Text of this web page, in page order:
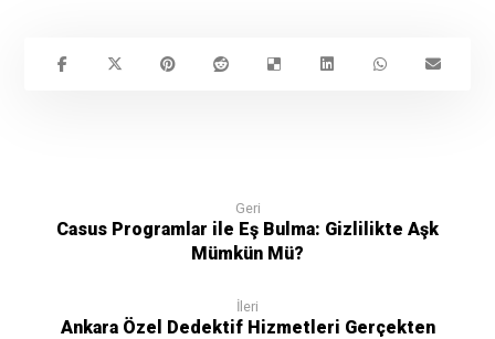
Geri
Casus Programlar ile Eş Bulma: Gizlilikte Aşk
Mümkün Mü?
İleri
Ankara Özel Dedektif Hizmetleri Gerçekten